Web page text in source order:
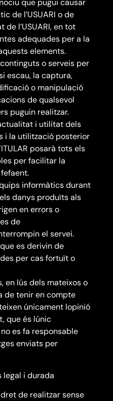
que pugui causar
de l’USUARI o de
l’USUARI, en tot
adequades per a la
elements.
o serveis per
escau, la captura,
o manipulació
de qualsevol
puguin realitzar.
i utilitat dels
i la utilització posterior
posarà tots els
per facilitar la
informàtics durant
danys produïts als
en errors o
de
el servei.
es derivin de
per cas fortuït o
en lús dels mateixos o
de tenir en compte
únicament lopinió
que és lúnic
no es fa responsable
enviats per
legal i durada
dret de realitzar sense